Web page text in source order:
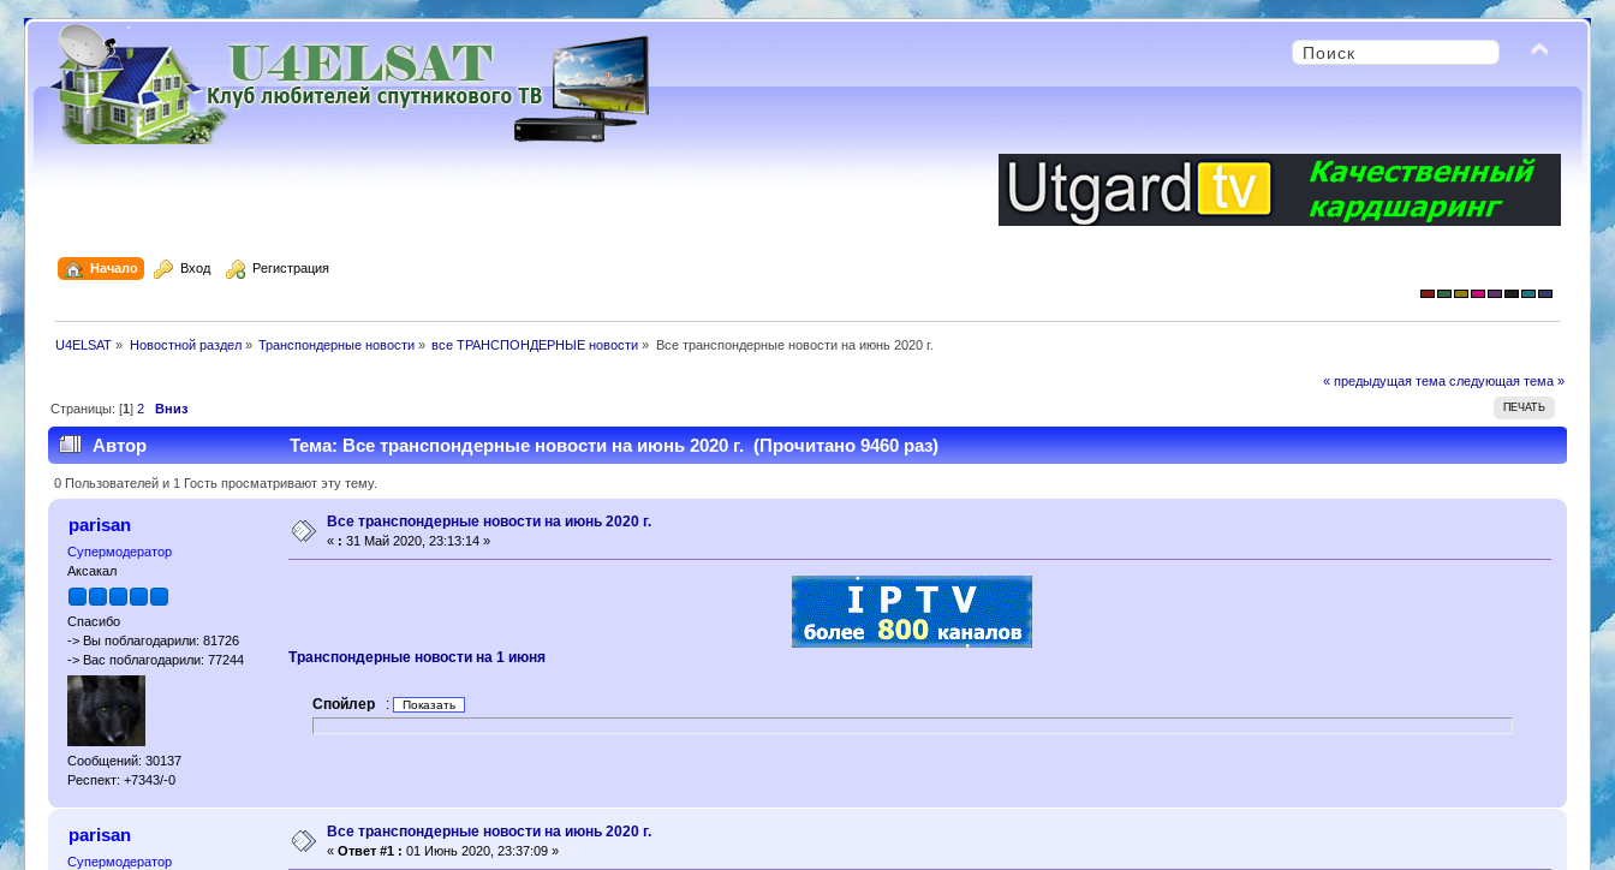
Начало Вход Регистрация
U4ELSAT » Новостной раздел» Транспондерные новости » все ТРАНСПОНДЕРНЫЕ новости » Все транспондерные новости на июнь 2020 г.
« предыдущая тема следующая тема »
ПЕЧАТЬ
Страницы: [1]2 Вниз
Автор Тема: Все транспондерные новости на июнь 2020 г. (Прочитано 9460 раз)
0 Пользователей и 1 Гость просматривают эту тему.
parisan
Супермодератор
Аксакал
Спасибо
-> Вы поблагодарили: 81726
-> Вас поблагодарили: 77244
Сообщений: 30137
Респект: +7343/-0
Все транспондерные новости на июнь 2020 г.
« : 31 Май 2020, 23:13:14 »
Транспондерные новости на 1 июня
Спойлер :
parisan
Супермодератор
Все транспондерные новости на июнь 2020 г.
«Ответ #1 : 01 Июнь 2020, 23:37:09 »